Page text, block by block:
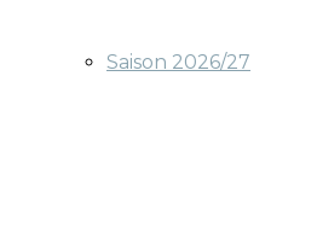
Saison 2026/27